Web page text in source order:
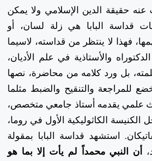
عنه حقيقة الدين الإسلامي ولا يمكن
قداسة البابا هي زلة لسان، أو
فهذا لا ينتظر من قداسته، لاسيما
والأستاذية في علم الأديان،
بل ورد كلامه من محاضرة، نصها
للمراجعة والتنقيح والضبط مثلما
علمي يقدمه أستاذ جامعي متخصص،
الكاثوليكية الأول في روما،
استشهد قداسة البابا بمقولة
أن النبي محمداً لم يأت إلا بما هو